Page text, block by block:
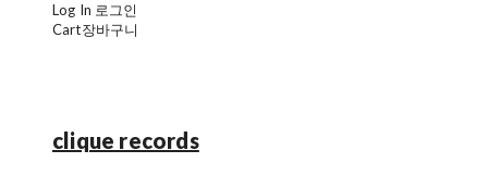
Log In 로그인
Cart장바구니
clique records